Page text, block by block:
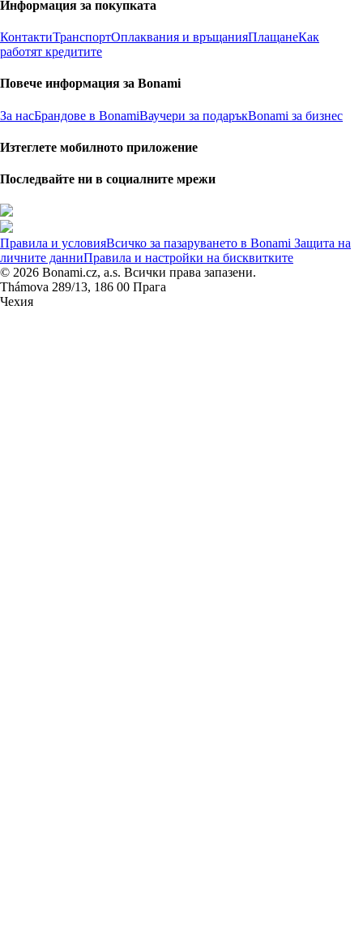
Информация за покупката
КонтактиТранспортОплаквания и връщанияПлащанеКак
работят кредитите
Повече информация за Bonami
За насБрандове в BonamiВаучери за подаръкBonami за бизнес
Изтеглете мобилното приложение
Последвайте ни в социалните мрежи
Правила и условияВсичко за пазаруването в Bonami Защита на
личните данниПравила и настройки на бисквитките
© 2026 Bonami.cz, a.s. Всички права запазени.
Thámova 289/13, 186 00 Прага
Чехия